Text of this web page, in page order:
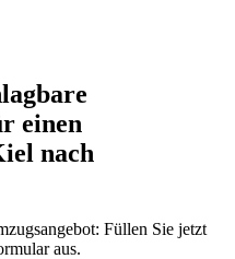
einen
nach
Füllen Sie jetzt
aus.